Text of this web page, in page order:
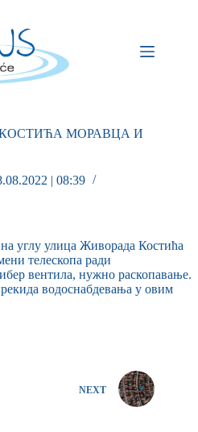
МОРАВЦА И
| 08:39
углу улица Живорада Костића
телескопа ради
вентила, нужно раскопавање.
водоснабдевања у овим
NEXT